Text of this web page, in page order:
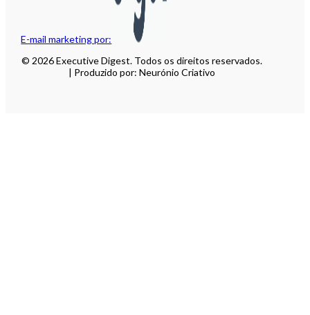
E-mail marketing por:
© 2026 Executive Digest. Todos os direitos reservados.
| Produzido por: Neurónio Criativo